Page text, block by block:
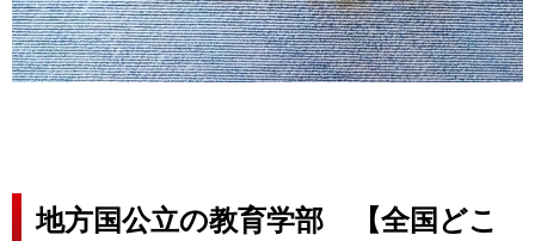
地方国公立の教育学部 【全国どこ